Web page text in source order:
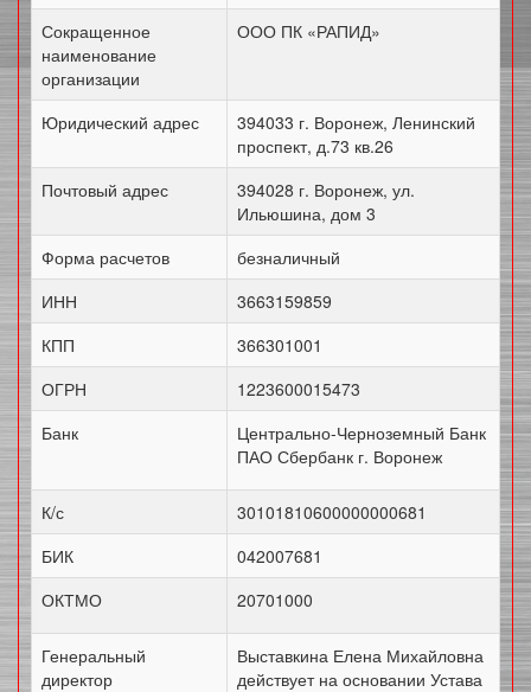
Сокращенное
наименование
организации
ООО ПК «РАПИД»
Юридический адрес
394033 г. Воронеж, Ленинский
проспект, д.73 кв.26
Почтовый адрес
394028 г. Воронеж, ул.
Ильюшина, дом 3
Форма расчетов
безналичный
ИНН
3663159859
КПП
366301001
ОГРН
1223600015473
Банк
Центрально-Черноземный Банк
ПАО Сбербанк г. Воронеж
К/с
30101810600000000681
БИК
042007681
ОКТМО
20701000
Генеральный
директор
Выставкина Елена Михайловна
действует на основании Устава